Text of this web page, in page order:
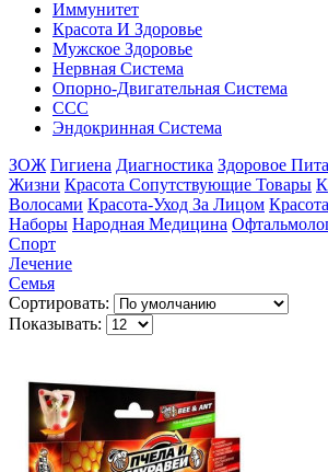
Иммунитет
Красота И Здоровье
Мужское Здоровье
Нервная Система
Опорно-Двигательная Система
ССС
Эндокринная Система
ЗОЖ Гигиена Диагностика Здоровое
Жизни Красота Сопутствующие Товары
Волосами Красота-Уход За Лицом
Наборы Народная Медицина
Спорт
Лечение
Семья
Сортировать:
Показывать: